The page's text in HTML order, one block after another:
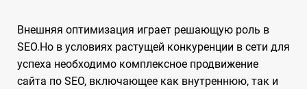
Внешняя оптимизация играет решающую роль в
SEO.Но в условиях растущей конкуренции в сети для
успеха необходимо комплексное продвижение
сайта по SEO, включающее как внутреннюю, так и